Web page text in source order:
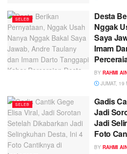
SELEB
Desta
Nggak
Saya
Imam
BY RAHMI
JUMAT,
SELEB
Gadis
Jadi
Jadi
Foto
BY RAHMI